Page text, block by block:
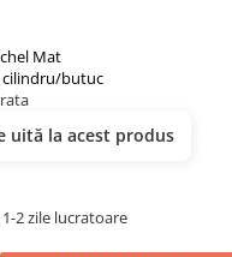
Mat
butuc
uită la acest produs
1-2 zile lucratoare